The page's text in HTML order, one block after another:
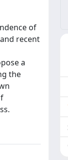
of
recent
a
the